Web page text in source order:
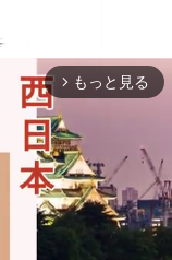
arrow_forward_ios もっと見る